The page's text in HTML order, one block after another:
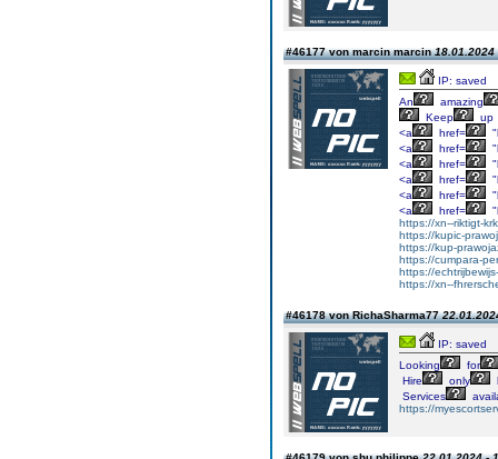
#46177 von marcin marcin18.01.2024
IP: saved
An
amazing
Keep
up
<a
href=
<a
href=
<a
href=
<a
href=
<a
href=
<a
href=
https://xn--riktigt-
https://kupic-
https://kup-
https://cumpara-
https://
https://xn--
#46178 von RichaSharma77
IP: saved
Looking
for
Hire
only
Services
https://